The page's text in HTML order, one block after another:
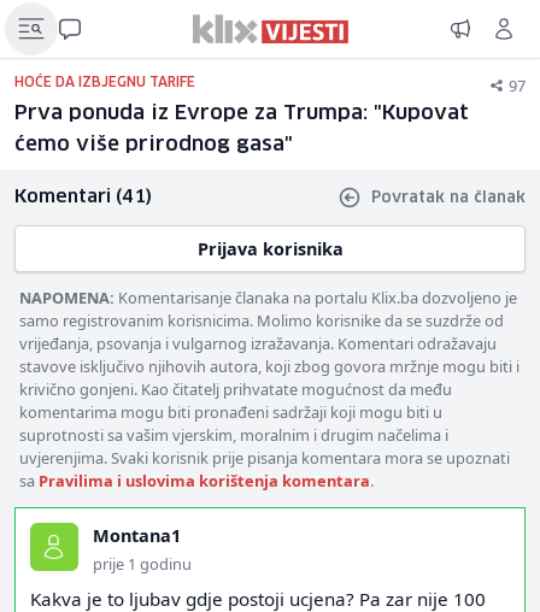
HOĆE DA IZBJEGNU TARIFE 97
Prva ponuda iz Evrope za Trumpa: "Kupovat
ćemo više prirodnog gasa"
Komentari (41) Povratak na članak
Prijava korisnika
NAPOMENA: Komentarisanje članaka na portalu Klix.ba dozvoljeno je
samo registrovanim korisnicima. Molimo korisnike da se suzdrže od
vrijeđanja, psovanja i vulgarnog izražavanja. Komentari odražavaju
stavove isključivo njihovih autora, koji zbog govora mržnje mogu biti i
krivično gonjeni. Kao čitatelj prihvatate mogućnost da među
komentarima mogu biti pronađeni sadržaji koji mogu biti u
suprotnosti sa vašim vjerskim, moralnim i drugim načelima i
uvjerenjima. Svaki korisnik prije pisanja komentara mora se upoznati
sa Pravilima i uslovima korištenja komentara.
Montana1
prije 1 godinu
Kakva je to ljubav gdje postoji ucjena? Pa zar nije 100